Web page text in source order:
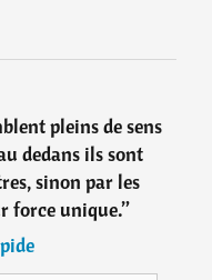
pleins de sens
dedans ils sont
sinon par les
force unique.”